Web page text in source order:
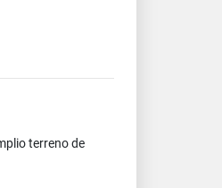
terreno de